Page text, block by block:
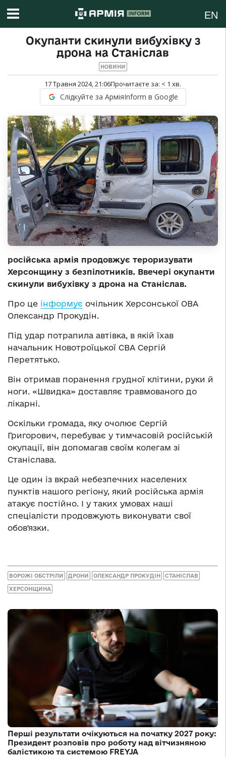
EN
Окупанти скинули вибухівку з
дрона на Станіслав
НОВИНИ
17 Травня 2024, 21:06Прочитаєте за: < 1 хв.
Слідкуйте за АрміяInform в Google
російська армія продовжує тероризувати
Херсонщину з безпілотників. Ввечері окупанти
скинули вибухівку з дрона на Станіслав.
Про це інформує очільник Херсонської ОВА
Олександр Прокудін.
Під удар потрапила автівка, в якій їхав
начальник Новотроїцької СВА Сергій
Перетятько.
Він отримав поранення грудної клітини, руки й
ноги. «Швидка» доставляє травмованого до
лікарні.
Оскільки громада, яку очолює Сергій
Григорович, перебуває у тимчасовій російській
окупації, він допомагав своїм колегам зі
Станіслава.
Це один із вкрай небезпечних населених
пунктів нашого регіону, який російська армія
атакує постійно. І у таких умовах наші
спеціалісти продовжують виконувати свої
обовʼязки.
ВОРОЖІ ОБСТРІЛИ ДРОНИ ОЛЕКСАНДР ПРОКУДІН СТАНІСЛАВ
ХЕРСОНЩИНА
Перші результати очікуються на початку 2027 року:
Президент розповів про роботу над вітчизняною
балістикою та системою FREYJA